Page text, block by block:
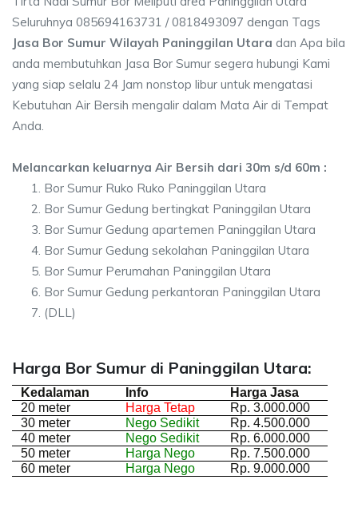
Seluruhnya 085694163731 / 0818493097 dengan Tags
Jasa Bor Sumur Wilayah Paninggilan Utara dan Apa bila
anda membutuhkan Jasa Bor Sumur segera hubungi Kami
yang siap selalu 24 Jam nonstop libur untuk mengatasi
Kebutuhan Air Bersih mengalir dalam Mata Air di Tempat
Anda.
Melancarkan keluarnya Air Bersih dari 30m s/d 60m :
Bor Sumur Ruko Ruko Paninggilan Utara
Bor Sumur Gedung bertingkat Paninggilan Utara
Bor Sumur Gedung apartemen Paninggilan Utara
Bor Sumur Gedung sekolahan Paninggilan Utara
Bor Sumur Perumahan Paninggilan Utara
Bor Sumur Gedung perkantoran Paninggilan Utara
(DLL)
Harga Bor Sumur di Paninggilan Utara:
Kedalaman Info
Harga Jasa
20 meter
Harga Tetap
Rp. 3.000.000
30 meter
Nego Sedikit
Rp. 4.500.000
40 meter
Nego Sedikit
Rp. 6.000.000
50 meter
Harga Nego
Rp. 7.500.000
60 meter
Harga Nego Rp. 9.000.000